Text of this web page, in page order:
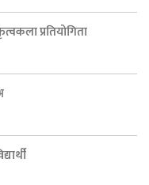
प्रतियोगिता